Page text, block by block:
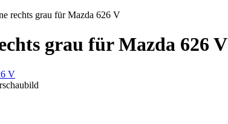
rechts grau für Mazda 626 V
grau für Mazda 626 V